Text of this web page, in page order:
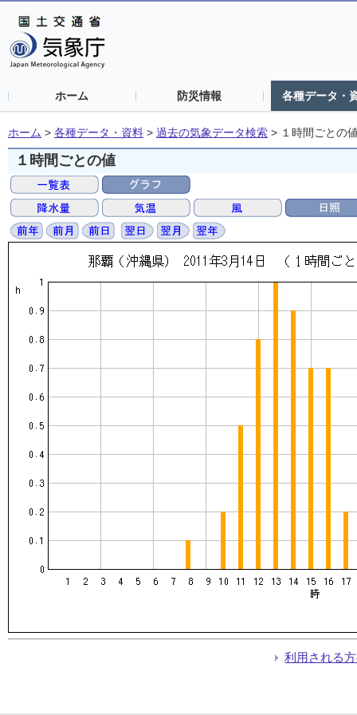
ホーム 防災情報 各種データ・
ホーム > 各種データ・資料 > 過去の気象データ検索 > １時間ごとの
１時間ごとの値
利用される